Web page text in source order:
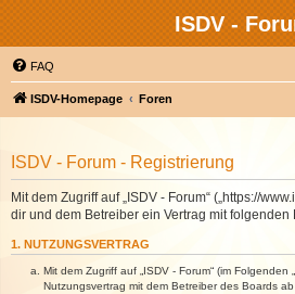
ISDV -
FAQ
ISDV-Homepage Foren
ISDV - Forum - Registrierung
Mit dem Zugriff auf „ISDV - Forum“ („https://
dir und dem Betreiber ein Vertrag mit
1. NUTZUNGSVERTRAG
Mit dem Zugriff auf „ISDV - Forum“ (im Folgenden
Nutzungsvertrag mit dem Betreiber des Boards ab